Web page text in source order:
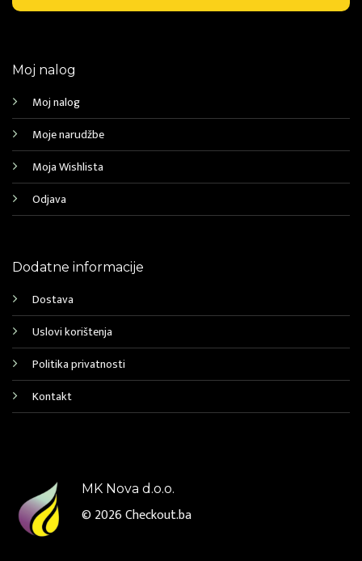
Moj nalog
Moj nalog
Moje narudžbe
Moja Wishlista
Odjava
Dodatne informacije
Dostava
Uslovi korištenja
Politika privatnosti
Kontakt
MK Nova d.o.o.
© 2026Checkout.ba